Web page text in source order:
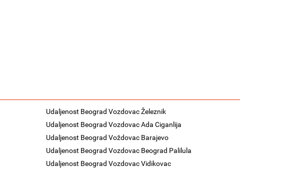
Udaljenost Beograd Vozdovac Železnik
Udaljenost Beograd Vozdovac Ada Ciganlija
Udaljenost Beograd Voždovac Barajevo
Udaljenost Beograd Vozdovac Beograd Palilula
Udaljenost Beograd Vozdovac Vidikovac